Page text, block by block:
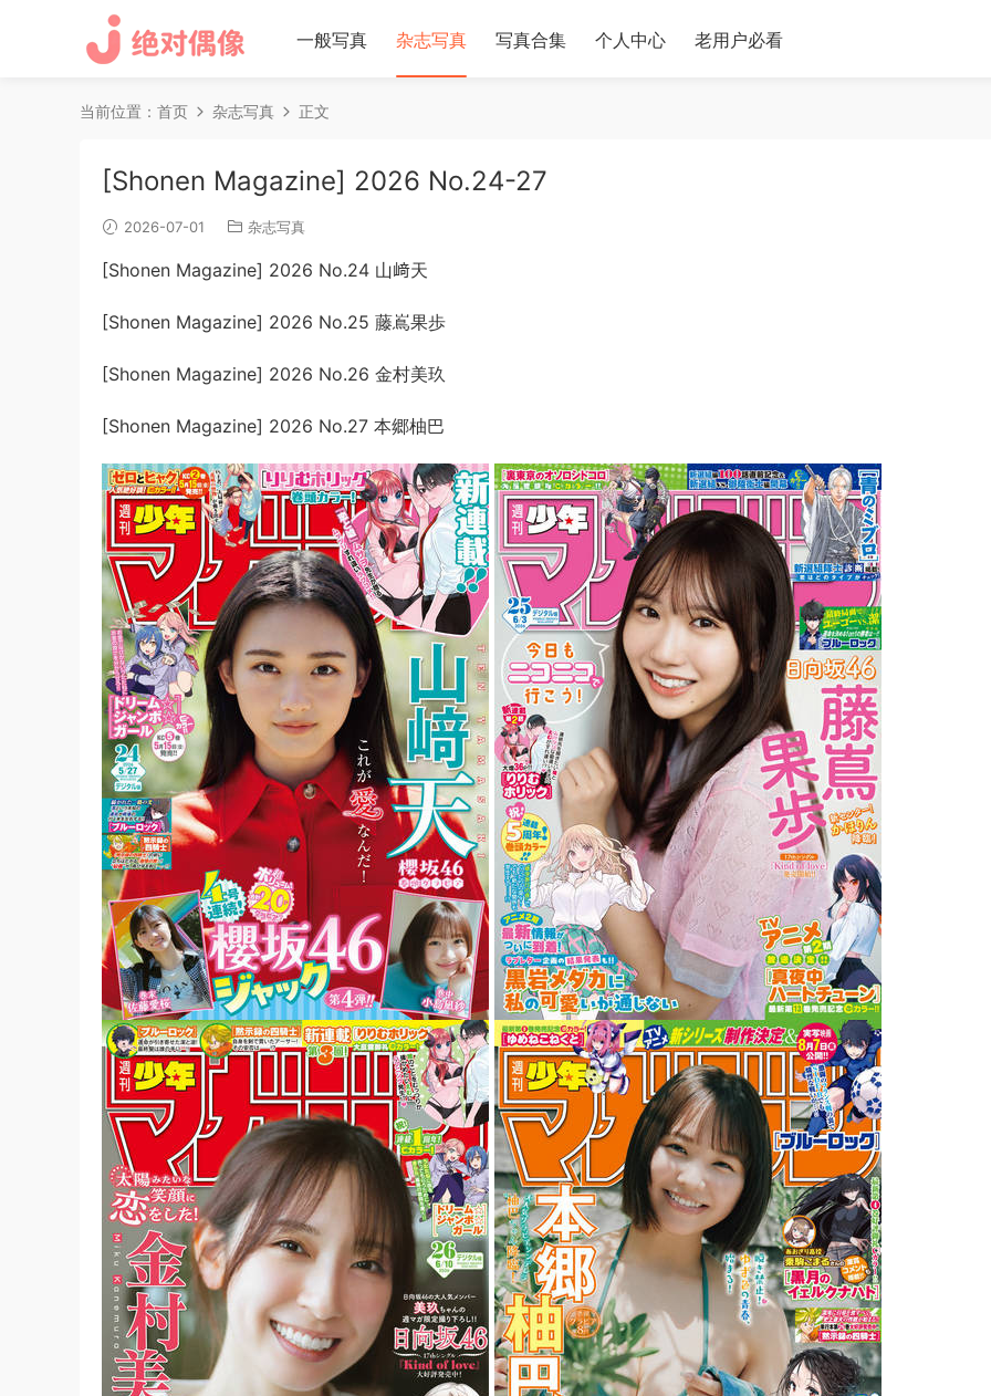
一般写真 杂志写真 写真合集 个人中心 老用户必看
当前位置： 首页 杂志写真 正文
[Shonen Magazine] 2026 No.24-27
2026-07-01 杂志写真
[Shonen Magazine] 2026 No.24 山﨑天
[Shonen Magazine] 2026 No.25 藤嶌果歩
[Shonen Magazine] 2026 No.26 金村美玖
[Shonen Magazine] 2026 No.27 本郷柚巴